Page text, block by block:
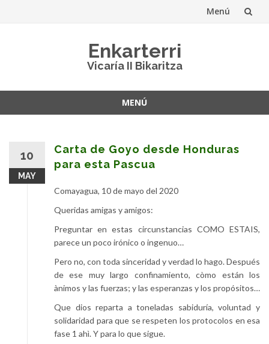
Menú
Enkarterri
Vicaría II Bikaritza
MENÚ
10
MAY
Carta de Goyo desde Honduras
para esta Pascua
Comayagua, 10 de mayo del 2020
Queridas amigas y amigos:
Preguntar en estas circunstancias COMO ESTAIS,
parece un poco irónico o ingenuo…
Pero no, con toda sinceridad y verdad lo hago. Después
de ese muy largo confinamiento, còmo están los
ànimos y las fuerzas; y las esperanzas y los propósitos…
Que dios reparta a toneladas sabiduría, voluntad y
solidaridad para que se respeten los protocolos en esa
fase 1 ahì. Y para lo que sigue.